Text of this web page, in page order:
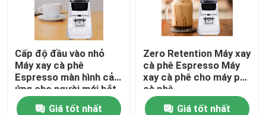
Cấp độ đầu vào nhỏ
Máy xay cà phê
Espresso màn hình cảm
ứng cho người mới bắt
đầu
Giá tốt nhất
Zero Retention Máy xay
cà phê Espresso Máy
xay cà phê cho máy pha
cà phê
Giá tốt nhất